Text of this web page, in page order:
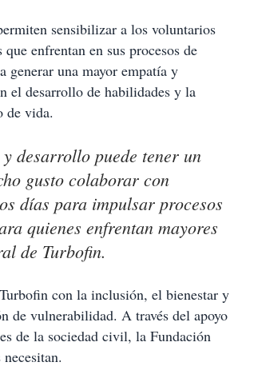
sensibilizar a los voluntarios
enfrentan en sus procesos de
generar una mayor empatía y
el desarrollo de habilidades y la
de vida.
desarrollo puede tener un
gusto colaborar con
días para impulsar procesos
quienes enfrentan mayores
de Turbofin.
con la inclusión, el bienestar y
de vulnerabilidad. A través del apoyo
de la sociedad civil, la Fundación